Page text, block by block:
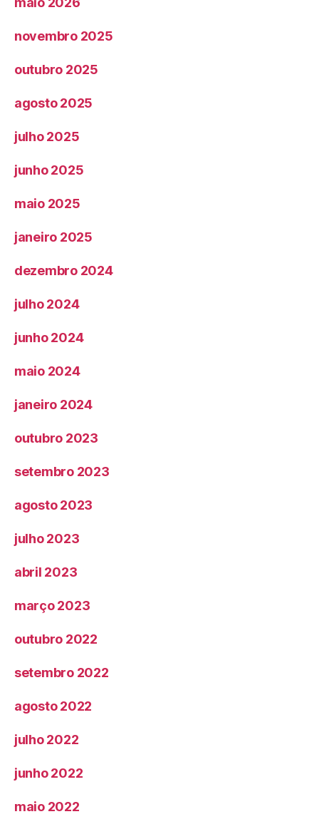
novembro 2025
outubro 2025
agosto 2025
julho 2025
junho 2025
maio 2025
janeiro 2025
dezembro 2024
julho 2024
junho 2024
maio 2024
janeiro 2024
outubro 2023
setembro 2023
agosto 2023
julho 2023
abril 2023
março 2023
outubro 2022
setembro 2022
agosto 2022
julho 2022
junho 2022
maio 2022